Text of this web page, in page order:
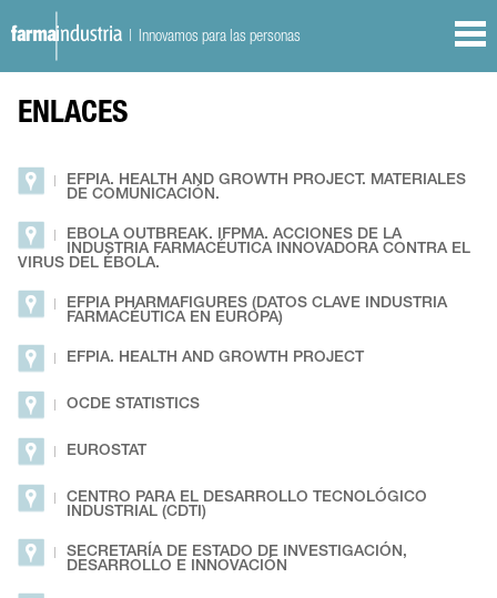
| Innovamos para las personas
ENLACES
EFPIA. HEALTH AND GROWTH PROJECT. MATERIALES
DE COMUNICACIÓN.
EBOLA OUTBREAK. IFPMA. ACCIONES DE LA
INDUSTRIA FARMACÉUTICA INNOVADORA CONTRA EL
VIRUS DEL ÉBOLA.
EFPIA PHARMAFIGURES (DATOS CLAVE INDUSTRIA
FARMACÉUTICA EN EUROPA)
EFPIA. HEALTH AND GROWTH PROJECT
OCDE STATISTICS
EUROSTAT
CENTRO PARA EL DESARROLLO TECNOLÓGICO
INDUSTRIAL (CDTI)
SECRETARÍA DE ESTADO DE INVESTIGACIÓN,
DESARROLLO E INNOVACIÓN